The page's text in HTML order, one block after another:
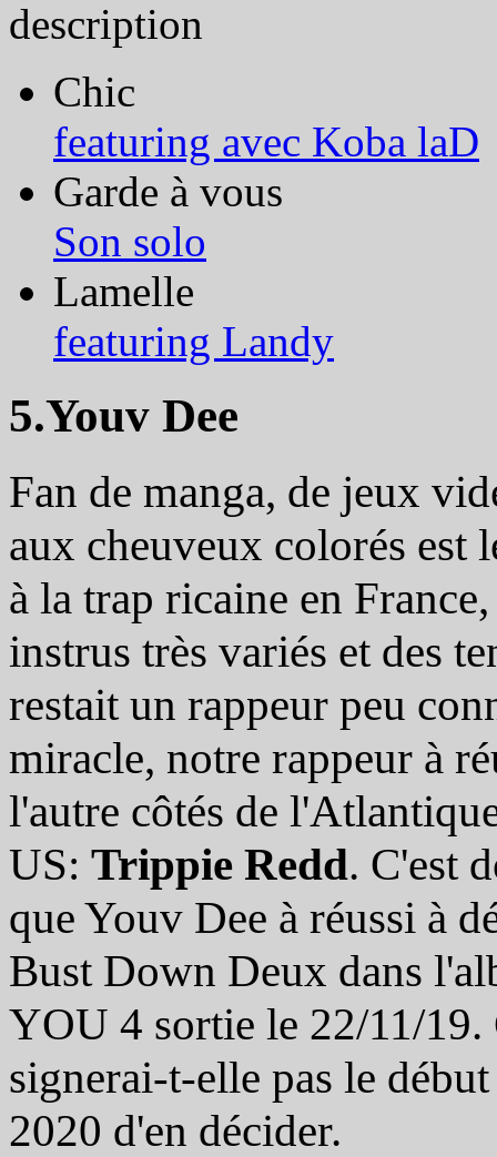
Chic
featuring avec Koba laD
Garde à vous
Son solo
Lamelle
featuring Landy
5.Youv Dee
Fan de manga, de jeux
aux cheuveux colorés est
à la trap ricaine en
instrus très variés et des
restait un rappeur peu
miracle, notre rappeur à
l'autre côtés de
US: Trippie Redd. C'est
que Youv Dee à réussi à
Bust Down Deux dans
YOU 4 sortie le 22/11/
signerai-t-elle pas le
2020 d'en décider.